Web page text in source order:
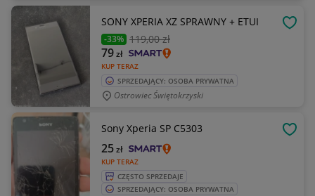
SONY XPERIA XZ SPRAWNY + ETUI
-33% 119,00 zł
KUP TERAZ
79zł
SPRZEDAJĄCY: OSOBA PRYWATNA
Ostrowiec Świętokrzyski
Sony Xperia SP C5303
KUP TERAZ
25zł
CZĘSTO SPRZEDAJE
SPRZEDAJĄCY: OSOBA PRYWATNA